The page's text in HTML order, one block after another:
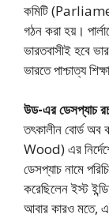
কমিটি
গঠন করা হয়।
ভারতবাসীই হবে
ভারতে পাশ্চাত্য
উড-এর ডেসপ্যাচ
তৎকালীন বাের্ড
Wood) এর
ডেসপ্যাচ নামে
করেছিলেন ইস্ট
আবার কারও মতে,